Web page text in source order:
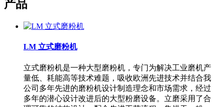
产品
LM 立式磨粉机
立式磨粉机是一种大型磨粉机，专门为解决工业磨机产
量低、耗能高等技术难题，吸收欧洲先进技术并结合我
公司多年先进的磨粉机设计制造理念和市场需求，经过
多年的潜心设计改进后的大型粉磨设备。立磨采用了合